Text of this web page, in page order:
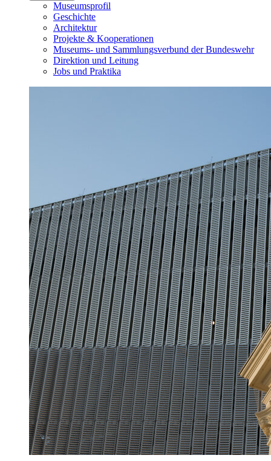
Museumsprofil
Geschichte
Architektur
Projekte & Kooperationen
Museums- und Sammlungsverbund der Bundeswehr
Direktion und Leitung
Jobs und Praktika